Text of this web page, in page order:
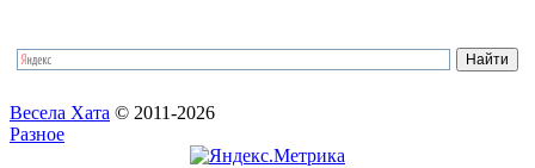
Весела Хата © 2011-2026
Разное